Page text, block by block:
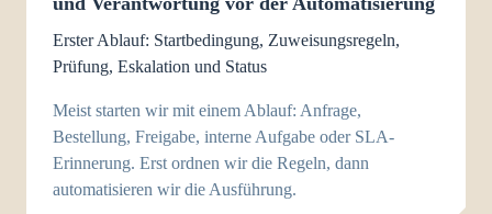
Erster Ablauf: Startbedingung, Zuweisungsregeln,
Prüfung, Eskalation und Status
Meist starten wir mit einem Ablauf: Anfrage,
Bestellung, Freigabe, interne Aufgabe oder SLA-
Erinnerung. Erst ordnen wir die Regeln, dann
automatisieren wir die Ausführung.